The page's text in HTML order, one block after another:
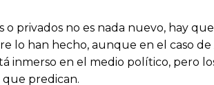
privados no es nada nuevo, hay
han hecho, aunque en el caso de
inmerso en el medio político, pero
que predican.